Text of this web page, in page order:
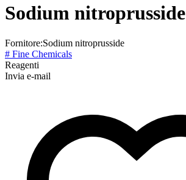
Sodium nitroprusside
Fornitore:Sodium nitroprusside
# Fine Chemicals
Reagenti
Invia e-mail